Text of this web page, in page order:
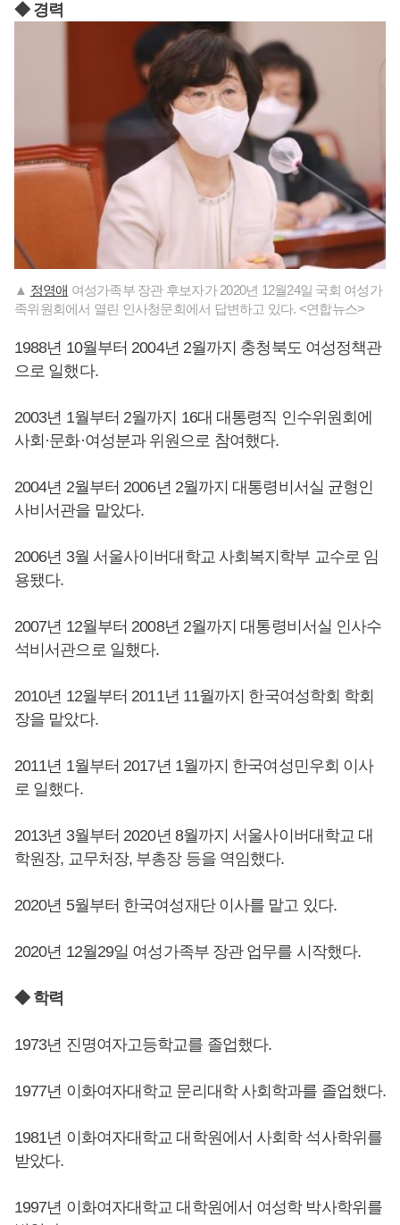
◆ 경력
▲ 정영애 여성가족부 장관 후보자가 2020년 12월24일 국회 여성가
족위원회에서 열린 인사청문회에서 답변하고 있다. <연합뉴스>
1988년 10월부터 2004년 2월까지 충청북도 여성정책관
으로 일했다.
2003년 1월부터 2월까지 16대 대통령직 인수위원회에
사회·문화·여성분과 위원으로 참여했다.
2004년 2월부터 2006년 2월까지 대통령비서실 균형인
사비서관을 맡았다.
2006년 3월 서울사이버대학교 사회복지학부 교수로 임
용됐다.
2007년 12월부터 2008년 2월까지 대통령비서실 인사수
석비서관으로 일했다.
2010년 12월부터 2011년 11월까지 한국여성학회 학회
장을 맡았다.
2011년 1월부터 2017년 1월까지 한국여성민우회 이사
로 일했다.
2013년 3월부터 2020년 8월까지 서울사이버대학교 대
학원장, 교무처장, 부총장 등을 역임했다.
2020년 5월부터 한국여성재단 이사를 맡고 있다.
2020년 12월29일 여성가족부 장관 업무를 시작했다.
◆ 학력
1973년 진명여자고등학교를 졸업했다.
1977년 이화여자대학교 문리대학 사회학과를 졸업했다.
1981년 이화여자대학교 대학원에서 사회학 석사학위를
받았다.
1997년 이화여자대학교 대학원에서 여성학 박사학위를